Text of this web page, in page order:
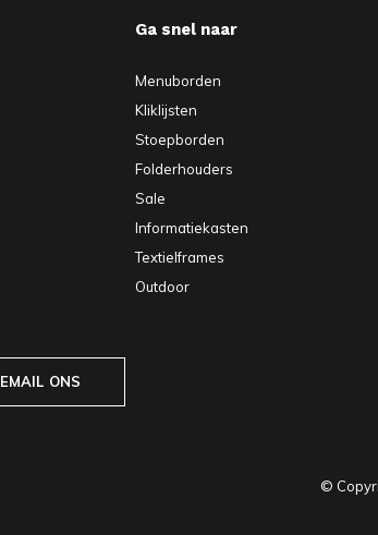
Ga snel naar
Menuborden
Kliklijsten
Stoepborden
Folderhouders
Sale
Informatiekasten
Textielframes
Outdoor
EMAIL ONS
©